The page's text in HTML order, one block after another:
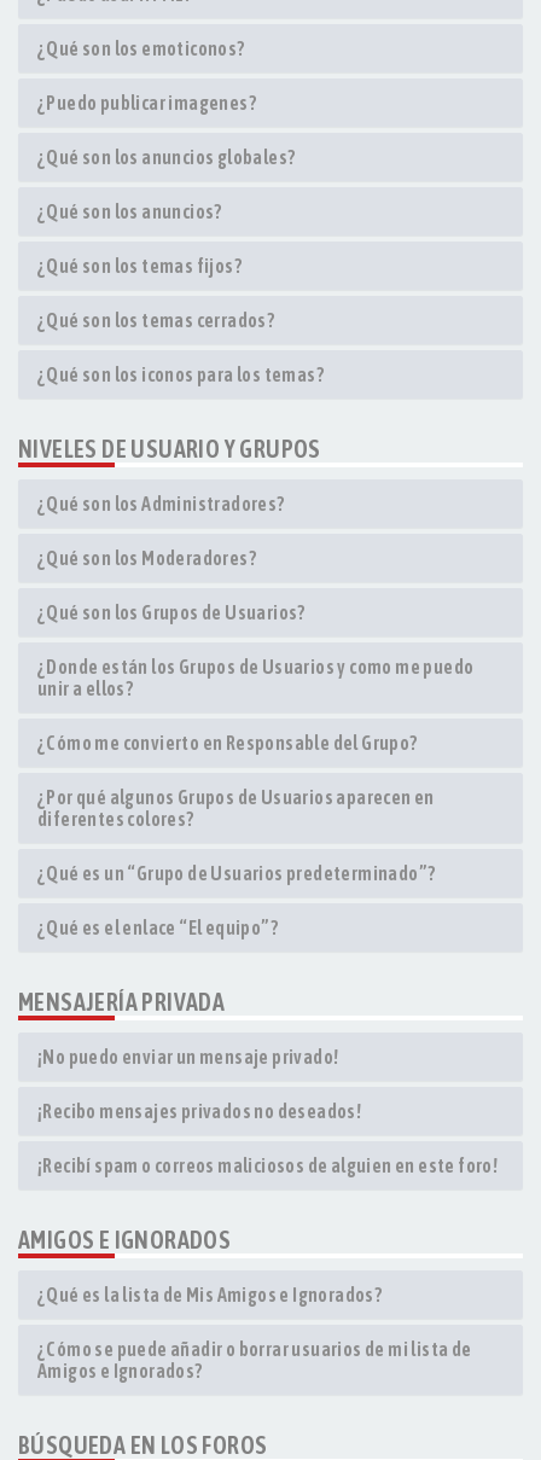
¿Qué son los emoticonos?
¿Puedo publicar imagenes?
¿Qué son los anuncios globales?
¿Qué son los anuncios?
¿Qué son los temas fijos?
¿Qué son los temas cerrados?
¿Qué son los iconos para los temas?
NIVELES DE USUARIO Y GRUPOS
¿Qué son los Administradores?
¿Qué son los Moderadores?
¿Qué son los Grupos de Usuarios?
¿Donde están los Grupos de Usuarios y como me puedo
unir a ellos?
¿Cómo me convierto en Responsable del Grupo?
¿Por qué algunos Grupos de Usuarios aparecen en
diferentes colores?
¿Qué es un “Grupo de Usuarios predeterminado”?
¿Qué es el enlace “El equipo”?
MENSAJERÍA PRIVADA
¡No puedo enviar un mensaje privado!
¡Recibo mensajes privados no deseados!
¡Recibí spam o correos maliciosos de alguien en este foro!
AMIGOS E IGNORADOS
¿Qué es la lista de Mis Amigos e Ignorados?
¿Cómo se puede añadir o borrar usuarios de mi lista de
Amigos e Ignorados?
BÚSQUEDA EN LOS FOROS